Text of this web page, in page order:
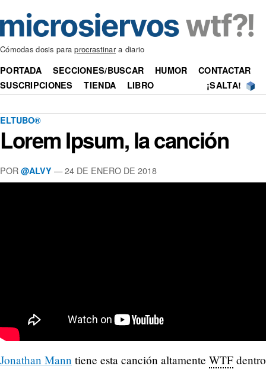
Cómodas dosis paraprocrastinara diario
PORTADA SECCIONES/BUSCAR HUMOR
CONTACTAR
SUSCRIPCIONES
TIENDA LIBRO ¡SALTA!
ELTUBO®
Lorem Ipsum, la canción
POR @ALVY —24 DE ENERO DE 2018
Jonathan Mann tiene esta canción altamente WTF dentro